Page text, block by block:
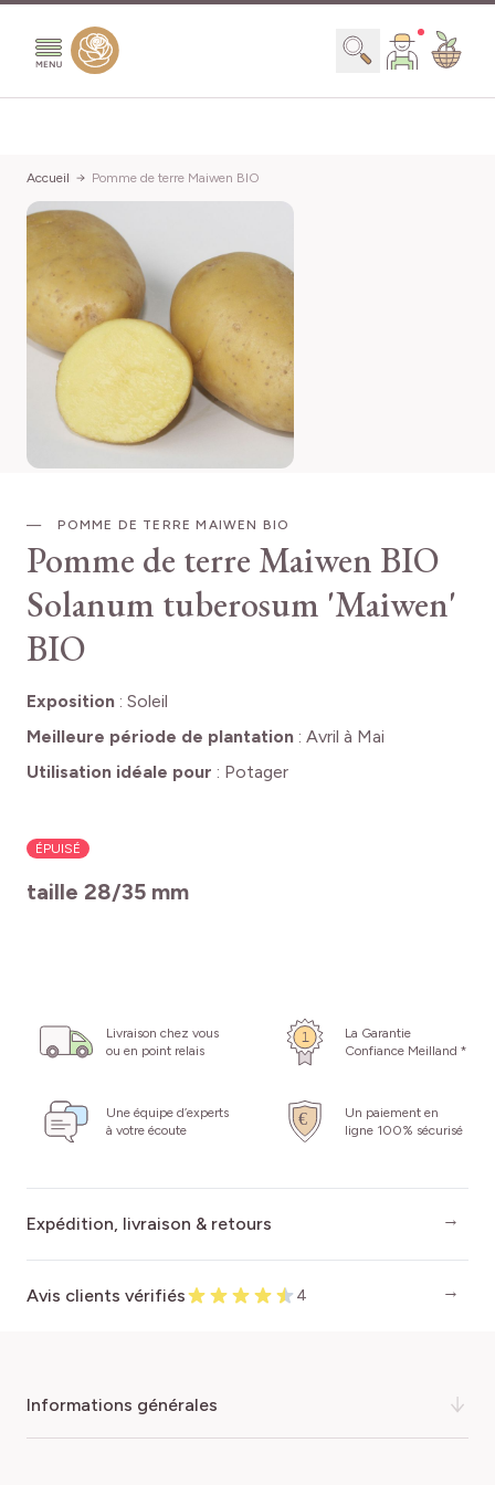
Chercher
Accueil Pomme de terre Maiwen BIO
POMME DE TERRE MAIWEN BIO
Pomme de terre Maiwen BIO
Solanum tuberosum 'Maiwen'
BIO
Exposition : Soleil
Meilleure période de plantation : Avril à Mai
Utilisation idéale pour : Potager
ÉPUISÉ
taille 28/35 mm
Livraison chez vous
ou en point relais
La Garantie
Confiance Meilland *
Une équipe d’experts
à votre écoute
Un paiement en
ligne 100% sécurisé
Expédition, livraison & retours
Avis clients vérifiés 4
informations générales